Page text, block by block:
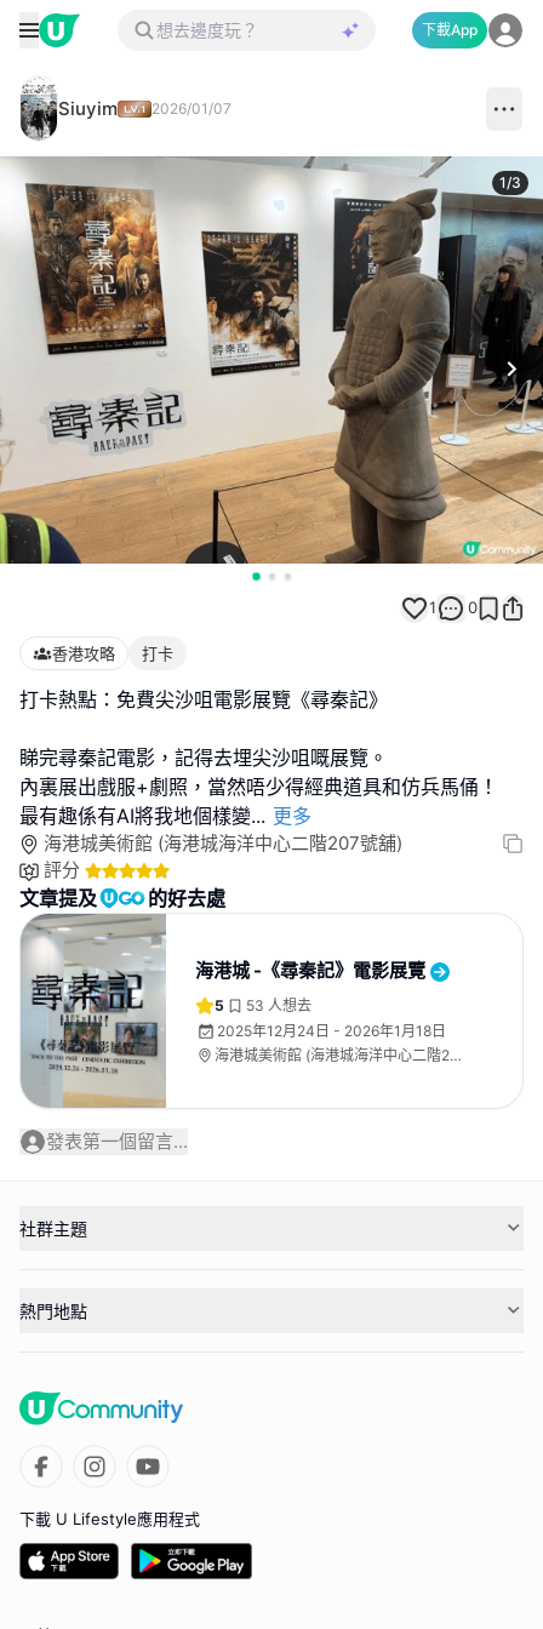
下載App
Siuyim 2026/01/07
1/3
1 0
香港攻略 打卡
打卡熱點：免費尖沙咀電影展覽《尋秦記》
睇完尋秦記電影，記得去埋尖沙咀嘅展覽。
內裏展出戲服+劇照，當然唔少得經典道具和仿兵馬俑！
最有趣係有AI將我地個樣變... 更多
海港城美術館 (海港城海洋中心二階207號舖)
評分
文章提及 的好去處
海港城 -《尋秦記》電影展覽
5 53 人想去
2025年12月24日 - 2026年1月18日
海港城美術館 (海港城海洋中心二階207
發表第一個留言...
社群主題
熱門地點
下載 U Lifestyle應用程式